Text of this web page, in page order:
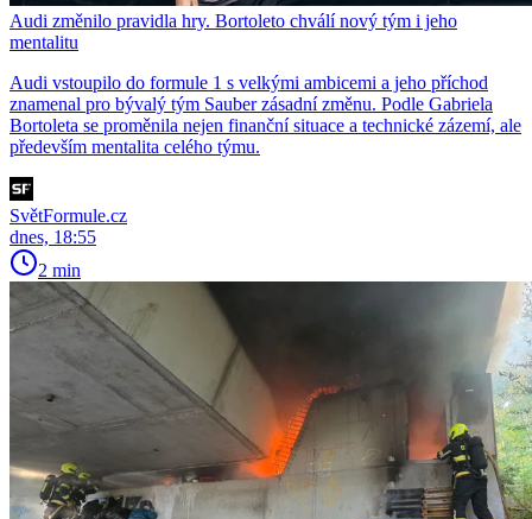
Audi změnilo pravidla hry. Bortoleto chválí nový tým i jeho
mentalitu
Audi vstoupilo do formule 1 s velkými ambicemi a jeho příchod
znamenal pro bývalý tým Sauber zásadní změnu. Podle Gabriela
Bortoleta se proměnila nejen finanční situace a technické zázemí, ale
především mentalita celého týmu.
SvětFormule.cz
dnes, 18:55
2 min